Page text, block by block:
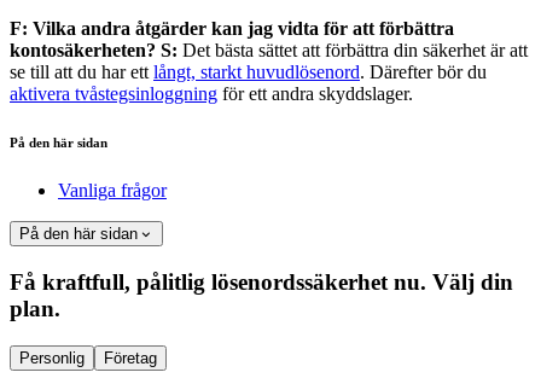
F: Vilka andra åtgärder kan jag vidta för att förbättra
kontosäkerheten? S: Det bästa sättet att förbättra din säkerhet är att
se till att du har ett långt, starkt huvudlösenord. Därefter bör du
aktivera tvåstegsinloggning för ett andra skyddslager.
På den här sidan
Vanliga frågor
På den här sidan
Få kraftfull, pålitlig lösenordssäkerhet nu. Välj din
plan.
Personlig Företag